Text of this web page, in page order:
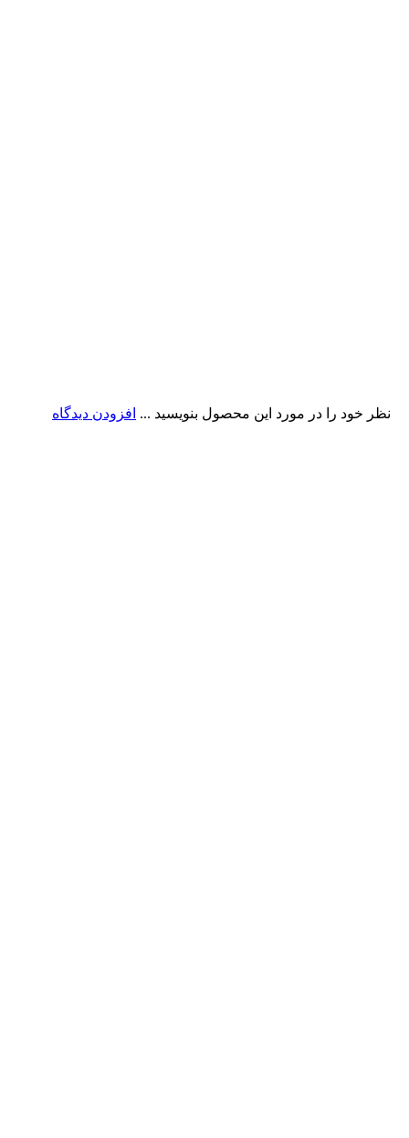
نظر خود را در مورد این محصول بنویسید ... افزودن دیدگاه